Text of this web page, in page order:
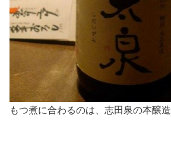
もつ煮に合わるのは、志田泉の本醸造